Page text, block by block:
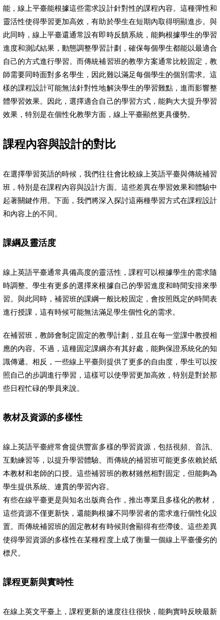
能，線上平臺能根據這些需求設計針對性的課程內容。這種彈性和
靈活性使得學習更加高效，有助於學生在短期內取得明顯進步。與
此同時，線上平臺還通常設有即時反饋系統，能夠根據學生的學習
進度和測試結果，動態調整學習計劃，確保每個學生都能以最適合
自己的方式進行學習。而傳統補習班的教學方案通常比較固定，教
師需要同時面對多名學生，因此難以滿足每個學生的個別需求。這
樣的課程設計可能無法針對性地解決學生的學習難點，進而影響整
體學習效果。因此，選擇適合自己的學習方式，能夠大大提升學習
效果，特別是在個性化教學方面，線上平臺顯然更具優勢。
課程內容與設計的對比
在選擇學習英語的時候，我們往往會比較線上英語平臺與傳統補習
班，特別是在課程內容與設計方面。這些差異在學習效果和體驗中
起著關鍵作用。下面，我們將深入探討這兩種學習方式在課程設計
和內容上的不同。
課綱及靈活度
線上英語平臺通常具備高度的靈活性，課程可以根據學生的需求隨
時調整。學生有更多的選擇來根據自己的學習進度和時間安排來學
習。與此同時，補習班的課綱一般比較固定，會按照既定的時間表
進行授課，這有時候可能無法滿足學生個性化的需求。
在補習班，教師會制定固定的教學計劃，並且在每一堂課中教授相
應的內容。不過，這種固定課綱亦有其好處，能夠保證系統化的知
識傳遞。相反，一些線上平臺則提供了更多的自由度，學生可以按
照自己的步調進行學習，這樣可以使學習更加高效，特別是對於那
些日程忙碌的學員來說。
教材及資源的多樣性
線上英語平臺經常會提供豐富多樣的學習資源，包括視頻、音訊、
互動練習等，以提升學習體驗。而傳統的補習班可能更多依賴於紙
本教材和老師的口授。這些補習班的教材雖然相對固定，但能夠為
學生提供系統、連貫的學習內容。
有些在線平臺更是與知名出版商合作，推出專業且多樣化的教材，
這些資源不僅更新快，還能夠根據不同學習者的需求進行個性化設
置。而傳統補習班的固定教材有時候則會顯得有些滯後。這些差異
使得學習資源的多樣性在某種程度上成了衡量一個線上平臺優劣的
標尺。
課程更新與實時性
在線上英文平臺上，課程更新的速度往往很快，能夠實時反映最新